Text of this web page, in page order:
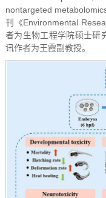
nontargeted
刊《Environmental
者为生物工程学院硕士研
讯作者为王霞副教授。